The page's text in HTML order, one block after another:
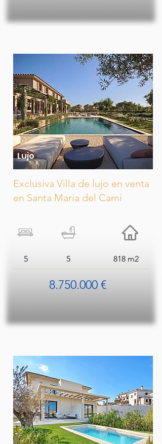
Lujo
Exclusiva Villa de lujo en venta
en Santa Maria del Cami
5 5 818 m2
8.750.000 €